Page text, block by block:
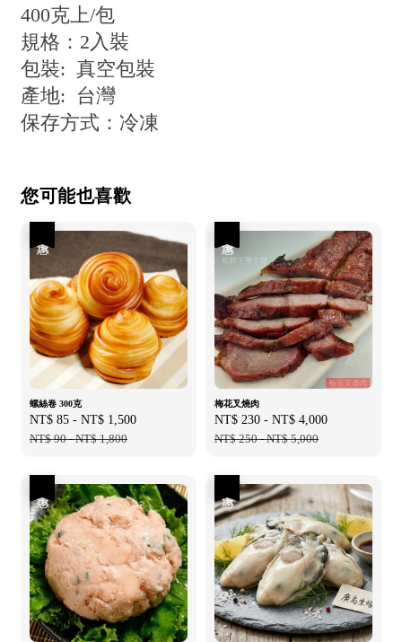
400克上/包
規格：2入裝
包裝: 真空包裝
產地: 台灣
保存方式：冷凍
您可能也喜歡
螺絲卷 300克
Sale
price
NT$ 85 - NT$ 1,500
NT$ 90-NT$ 1,800
梅花叉燒肉
Sale
price
NT$ 230 - NT$ 4,000
NT$ 250-NT$ 5,000